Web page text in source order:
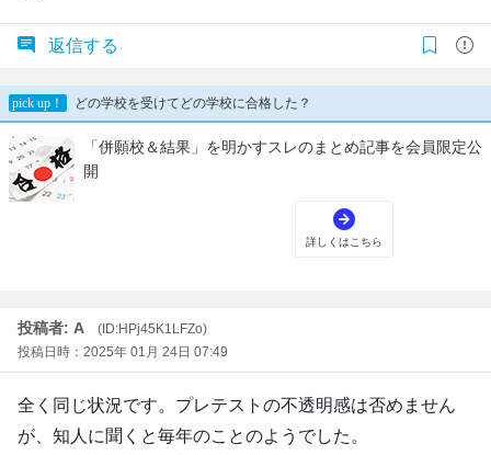
返信する
投稿者: A
(ID:HPj45K1LFZo)
投稿日時：2025年 01月 24日 07:49
全く同じ状況です。プレテストの不透明感は否めません
が、知人に聞くと毎年のことのようでした。